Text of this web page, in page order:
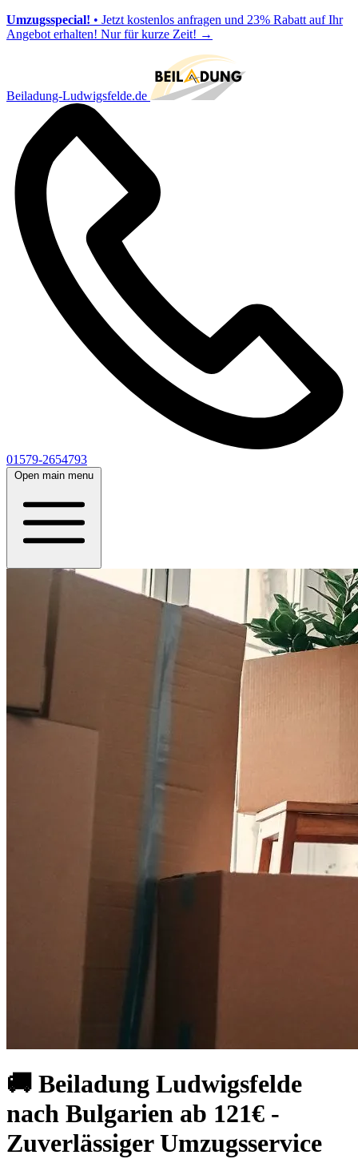
Umzugsspecial! • Jetzt kostenlos anfragen und 23% Rabatt auf Ihr
Angebot erhalten! Nur für kurze Zeit! →
Beiladung-Ludwigsfelde.de
01579-2654793
Open main menu
🚚 Beiladung Ludwigsfelde
nach Bulgarien ab 121€ -
Zuverlässiger Umzugsservice